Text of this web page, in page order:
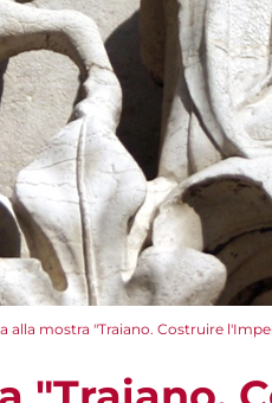
alla mostra "Traiano. Costruire